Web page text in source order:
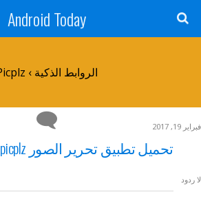
Android Today
الروابط الذكية › Picplz
فبراير 19, 2017
تحميل تطبيق تحرير الصور picplz
لا ردود